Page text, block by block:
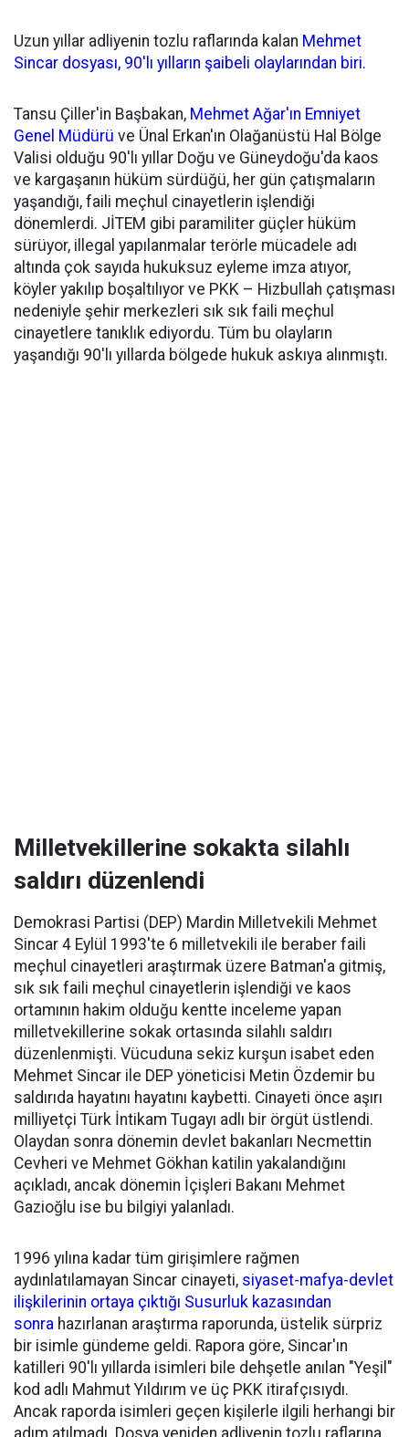
Uzun yıllar adliyenin tozlu raflarında kalan Mehmet
Sincar dosyası, 90'lı yılların şaibeli olaylarından biri.
Tansu Çiller'in Başbakan, Mehmet Ağar'ın Emniyet
Genel Müdürü ve Ünal Erkan'ın Olağanüstü Hal Bölge
Valisi olduğu 90'lı yıllar Doğu ve Güneydoğu'da kaos
ve kargaşanın hüküm sürdüğü, her gün çatışmaların
yaşandığı, faili meçhul cinayetlerin işlendiği
dönemlerdi. JİTEM gibi paramiliter güçler hüküm
sürüyor, illegal yapılanmalar terörle mücadele adı
altında çok sayıda hukuksuz eyleme imza atıyor,
köyler yakılıp boşaltılıyor ve PKK – Hizbullah çatışması
nedeniyle şehir merkezleri sık sık faili meçhul
cinayetlere tanıklık ediyordu. Tüm bu olayların
yaşandığı 90'lı yıllarda bölgede hukuk askıya alınmıştı.
Milletvekillerine sokakta silahlı
saldırı düzenlendi
Demokrasi Partisi (DEP) Mardin Milletvekili Mehmet
Sincar 4 Eylül 1993'te 6 milletvekili ile beraber faili
meçhul cinayetleri araştırmak üzere Batman'a gitmiş,
sık sık faili meçhul cinayetlerin işlendiği ve kaos
ortamının hakim olduğu kentte inceleme yapan
milletvekillerine sokak ortasında silahlı saldırı
düzenlenmişti. Vücuduna sekiz kurşun isabet eden
Mehmet Sincar ile DEP yöneticisi Metin Özdemir bu
saldırıda hayatını hayatını kaybetti. Cinayeti önce aşırı
milliyetçi Türk İntikam Tugayı adlı bir örgüt üstlendi.
Olaydan sonra dönemin devlet bakanları Necmettin
Cevheri ve Mehmet Gökhan katilin yakalandığını
açıkladı, ancak dönemin İçişleri Bakanı Mehmet
Gazioğlu ise bu bilgiyi yalanladı.
1996 yılına kadar tüm girişimlere rağmen
aydınlatılamayan Sincar cinayeti, siyaset-mafya-devlet
ilişkilerinin ortaya çıktığı Susurluk kazasından
sonra hazırlanan araştırma raporunda, üstelik sürpriz
bir isimle gündeme geldi. Rapora göre, Sincar'ın
katilleri 90'lı yıllarda isimleri bile dehşetle anılan "Yeşil"
kod adlı Mahmut Yıldırım ve üç PKK itirafçısıydı.
Ancak raporda isimleri geçen kişilerle ilgili herhangi bir
adım atılmadı. Dosya yeniden adliyenin tozlu raflarına